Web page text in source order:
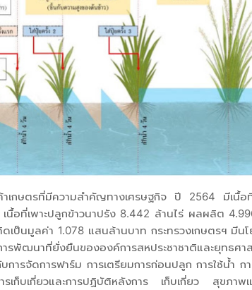
าเกษตรที่มีความสำคัญทางเศรษฐกิจ ปี 2564 มีเนื้อ
เนื้อที่เพาะปลูกข้าวนาปรัง 8.442 ล้านไร่ ผล
เป็นมูลค่า 1.078 แสนล้านบาท กระทรวงเกษตรฯ มีน
ารพัฒนาที่ยั่งยืนขององค์การสหประชาชาติและยุท
การจัดการฟาร์ม การเตรียมการก่อนปลูก การใช้น้ำ ก
ก็บเกี่ยวและการปฏิบัติหลังการ เก็บเกี่ยว สุขภาพ